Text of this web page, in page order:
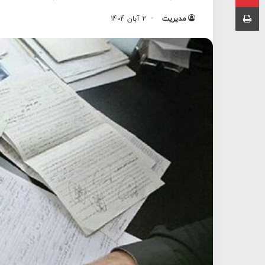
مدیریت 2 آبان 1404
چاپ